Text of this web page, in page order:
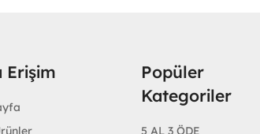
Erişim
Popüler
Kategoriler
5 AL 3 ÖDE